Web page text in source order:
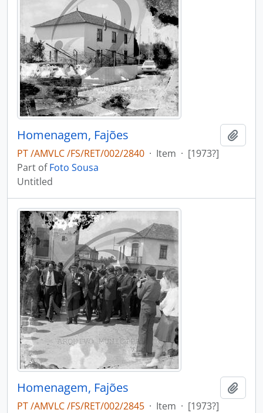
Homenagem, Fajões
PT /AMVLC /FS/RET/002/2840 · Item · [1973?]
Part ofFoto Sousa
Untitled
Homenagem, Fajões
PT /AMVLC /FS/RET/002/2845 · Item · [1973?]